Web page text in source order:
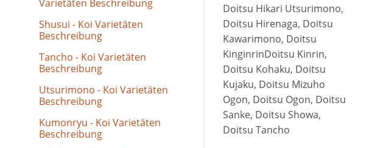
Varietäten Beschreibung
Shusui - Koi Varietäten
Beschreibung
Tancho - Koi Varietäten
Beschreibung
Utsurimono - Koi Varietäten
Beschreibung
Kumonryu - Koi Varietäten
Beschreibung
Doitsu Hikari Utsurimono,
Doitsu Hirenaga, Doitsu
Kawarimono, Doitsu
KinginrinDoitsu Kinrin,
Doitsu Kohaku, Doitsu
Kujaku, Doitsu Mizuho
Ogon, Doitsu Ogon, Doitsu
Sanke, Doitsu Showa,
Doitsu Tancho